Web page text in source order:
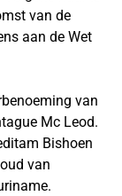
van de
aan de Wet
van
Mc Leod.
Bishoen
van